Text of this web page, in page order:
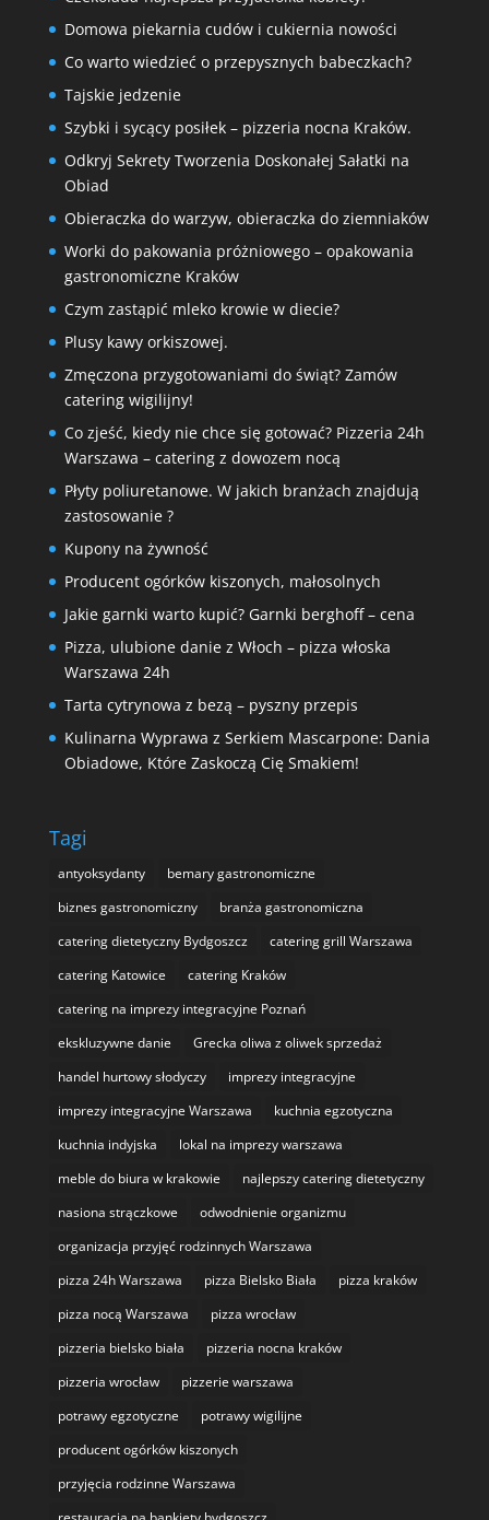
Domowa piekarnia cudów i cukiernia nowości
Co warto wiedzieć o przepysznych babeczkach?
Tajskie jedzenie
Szybki i sycący posiłek – pizzeria nocna Kraków.
Odkryj Sekrety Tworzenia Doskonałej Sałatki na
Obiad
Obieraczka do warzyw, obieraczka do ziemniaków
Worki do pakowania próżniowego – opakowania
gastronomiczne Kraków
Czym zastąpić mleko krowie w diecie?
Plusy kawy orkiszowej.
Zmęczona przygotowaniami do świąt? Zamów
catering wigilijny!
Co zjeść, kiedy nie chce się gotować? Pizzeria 24h
Warszawa – catering z dowozem nocą
Płyty poliuretanowe. W jakich branżach znajdują
zastosowanie ?
Kupony na żywność
Producent ogórków kiszonych, małosolnych
Jakie garnki warto kupić? Garnki berghoff – cena
Pizza, ulubione danie z Włoch – pizza włoska
Warszawa 24h
Tarta cytrynowa z bezą – pyszny przepis
Kulinarna Wyprawa z Serkiem Mascarpone: Dania
Obiadowe, Które Zaskoczą Cię Smakiem!
Tagi
antyoksydanty
bemary gastronomiczne
biznes gastronomiczny
branża gastronomiczna
catering dietetyczny Bydgoszcz
catering grill Warszawa
catering Katowice
catering Kraków
catering na imprezy integracyjne Poznań
ekskluzywne danie
Grecka oliwa z oliwek sprzedaż
handel hurtowy słodyczy
imprezy integracyjne
imprezy integracyjne Warszawa
kuchnia egzotyczna
kuchnia indyjska
lokal na imprezy warszawa
meble do biura w krakowie
najlepszy catering dietetyczny
nasiona strączkowe
odwodnienie organizmu
organizacja przyjęć rodzinnych Warszawa
pizza 24h Warszawa
pizza Bielsko Biała
pizza kraków
pizza nocą Warszawa
pizza wrocław
pizzeria bielsko biała
pizzeria nocna kraków
pizzeria wrocław
pizzerie warszawa
potrawy egzotyczne
potrawy wigilijne
producent ogórków kiszonych
przyjęcia rodzinne Warszawa